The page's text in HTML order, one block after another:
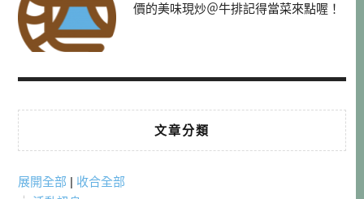
價的美味現炒＠牛排記得當菜來點喔！
文章分類
展開全部 | 收合全部